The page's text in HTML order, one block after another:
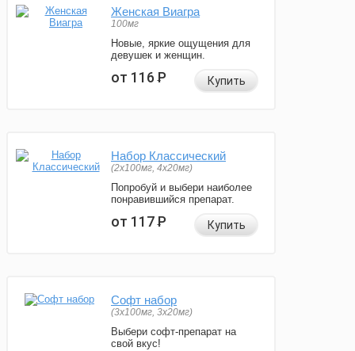
Женская Виагра
100мг
Новые, яркие ощущения для
девушек и женщин.
от 116Р Купить
Набор Классический
(2x100мг, 4x20мг)
Попробуй и выбери наиболее
понравившийся препарат.
от 117Р Купить
Софт набор
(3x100мг, 3x20мг)
Выбери софт-препарат на
свой вкус!